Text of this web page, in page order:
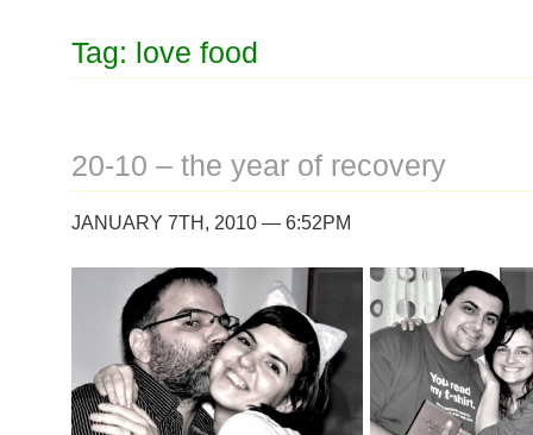
Tag: love food
20-10 – the year of recovery
JANUARY 7TH, 2010 — 6:52PM